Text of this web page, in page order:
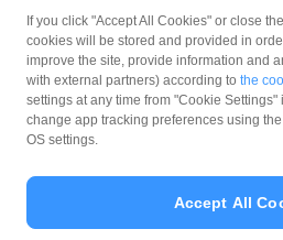
勧誘方針
マネロン等基本方針
カスタマーハラスメントに関する当社の考え方
© PayPay
If you click "Accept All Cookies" or close
cookies will be stored and provided in
improve the site, provide information and
with external partners) according to the
settings at any time from "Cookie Settings"
change app tracking preferences using
OS settings.
Accept All